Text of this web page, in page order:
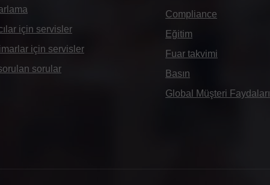
için servisler
için servisler
sorular
Compliance
Eğitim
Fuar takvimi
Basın
Global Müşteri Faydaları